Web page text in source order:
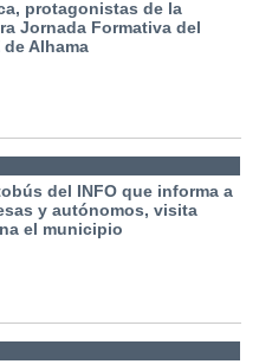
protagonistas de la
Jornada Formativa del
de Alhama
del INFO que informa a
y autónomos, visita
el municipio